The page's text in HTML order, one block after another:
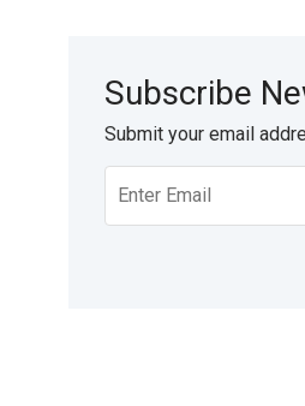
Subscribe
Submit your email